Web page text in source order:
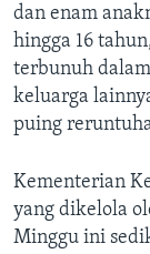
dan enam
hingga 16
terbunuh
keluarga
puing
Kementerian
yang dikelola
Minggu ini